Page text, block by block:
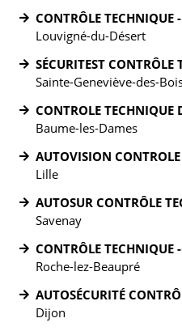
CONTRÔLE TECHNIQUE
Louvigné-du-Désert
SÉCURITEST CONTRÔLE
Sainte-Geneviève-des-
CONTROLE TECHNIQUE
Baume-les-Dames
AUTOVISION
Lille
AUTOSUR CONTRÔLE
Savenay
CONTRÔLE TECHNIQUE
Roche-lez-Beaupré
AUTOSÉCURITÉ
Dijon